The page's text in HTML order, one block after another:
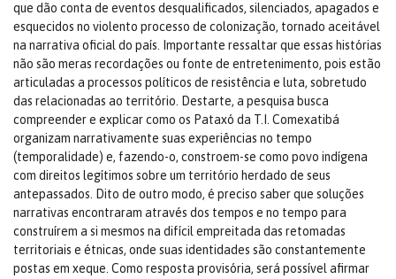
que dão conta de eventos desqualificados, silenciados, apagados e
esquecidos no violento processo de colonização, tornado aceitável
na narrativa oficial do país. Importante ressaltar que essas histórias
não são meras recordações ou fonte de entretenimento, pois estão
articuladas a processos políticos de resistência e luta, sobretudo
das relacionadas ao território. Destarte, a pesquisa busca
compreender e explicar como os Pataxó da T.I. Comexatibá
organizam narrativamente suas experiências no tempo
(temporalidade) e, fazendo-o, constroem-se como povo indígena
com direitos legítimos sobre um território herdado de seus
antepassados. Dito de outro modo, é preciso saber que soluções
narrativas encontraram através dos tempos e no tempo para
construírem a si mesmos na difícil empreitada das retomadas
territoriais e étnicas, onde suas identidades são constantemente
postas em xeque. Como resposta provisória, será possível afirmar